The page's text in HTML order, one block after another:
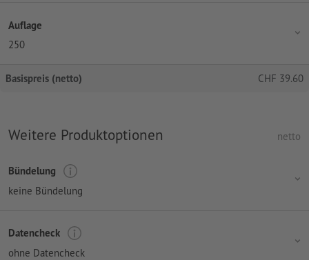
Auflage
250
Basispreis (netto) CHF 39.60
Weitere Produktoptionen netto
Bündelung
keine Bündelung
Datencheck
ohne Datencheck